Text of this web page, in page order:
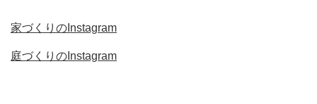
家づくりのInstagram
庭づくりのInstagram